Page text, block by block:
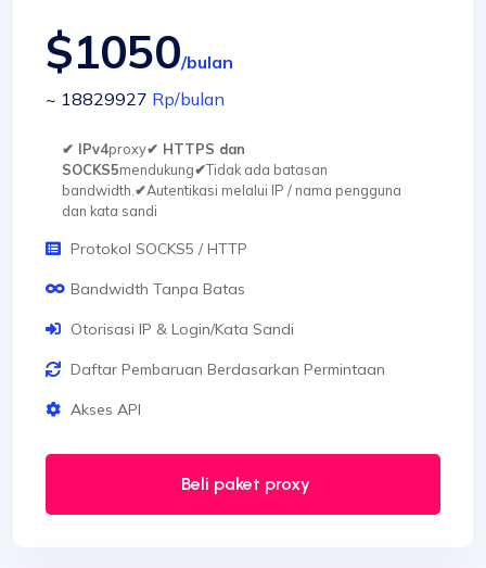
$1050/bulan
~ 18829927 Rp/bulan
✔ IPv4proxy✔ HTTPS dan
SOCKS5mendukung✔Tidak ada batasan
bandwidth.✔Autentikasi melalui IP / nama pengguna
dan kata sandi
Protokol SOCKS5 / HTTP
Bandwidth Tanpa Batas
Otorisasi IP & Login/Kata Sandi
Daftar Pembaruan Berdasarkan Permintaan
Akses API
Beli paket proxy